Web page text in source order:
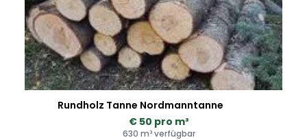
Rundholz Tanne Nordmanntanne
€ 50 pro m³
630 m³ verfügbar